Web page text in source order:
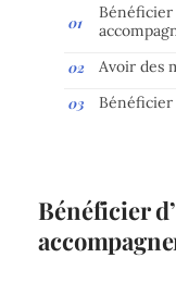
Bénéficier
Avoir des
Bénéficier
Bénéficier